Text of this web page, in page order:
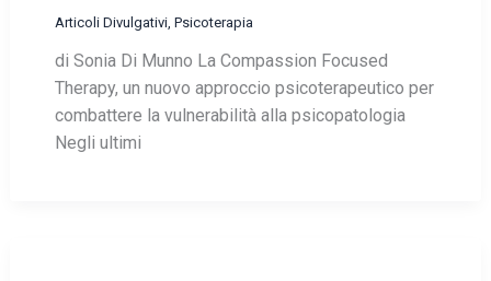
Articoli Divulgativi, Psicoterapia
di Sonia Di Munno La Compassion Focused
Therapy, un nuovo approccio psicoterapeutico per
combattere la vulnerabilità alla psicopatologia
Negli ultimi